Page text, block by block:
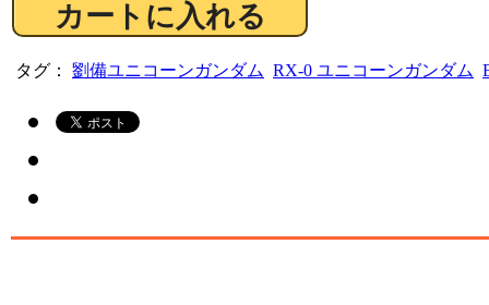
タグ： 劉備ユニコーンガンダム RX-0 ユニコーンガンダム